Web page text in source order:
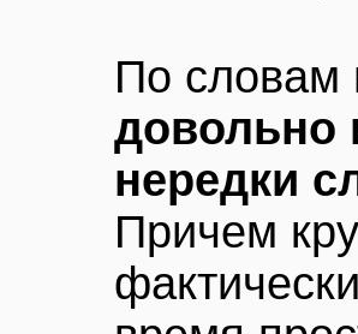
По словам
довольно
нередки
Причем